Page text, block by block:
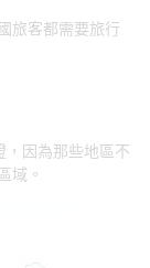
旅客都需要旅行
，因為那些地區不
域。